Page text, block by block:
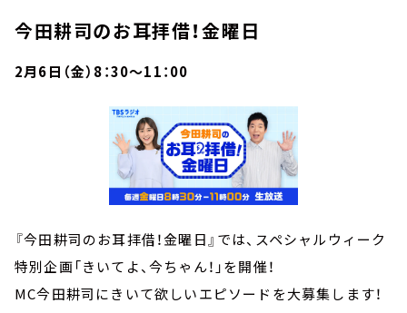
今田耕司のお耳拝借！金曜日
2月6日（金）8：30～11：00
『今田耕司のお耳拝借！金曜日』では、スペシャルウィーク
特別企画「きいてよ、今ちゃん！」を開催！
MC今田耕司にきいて欲しいエピソードを大募集します！